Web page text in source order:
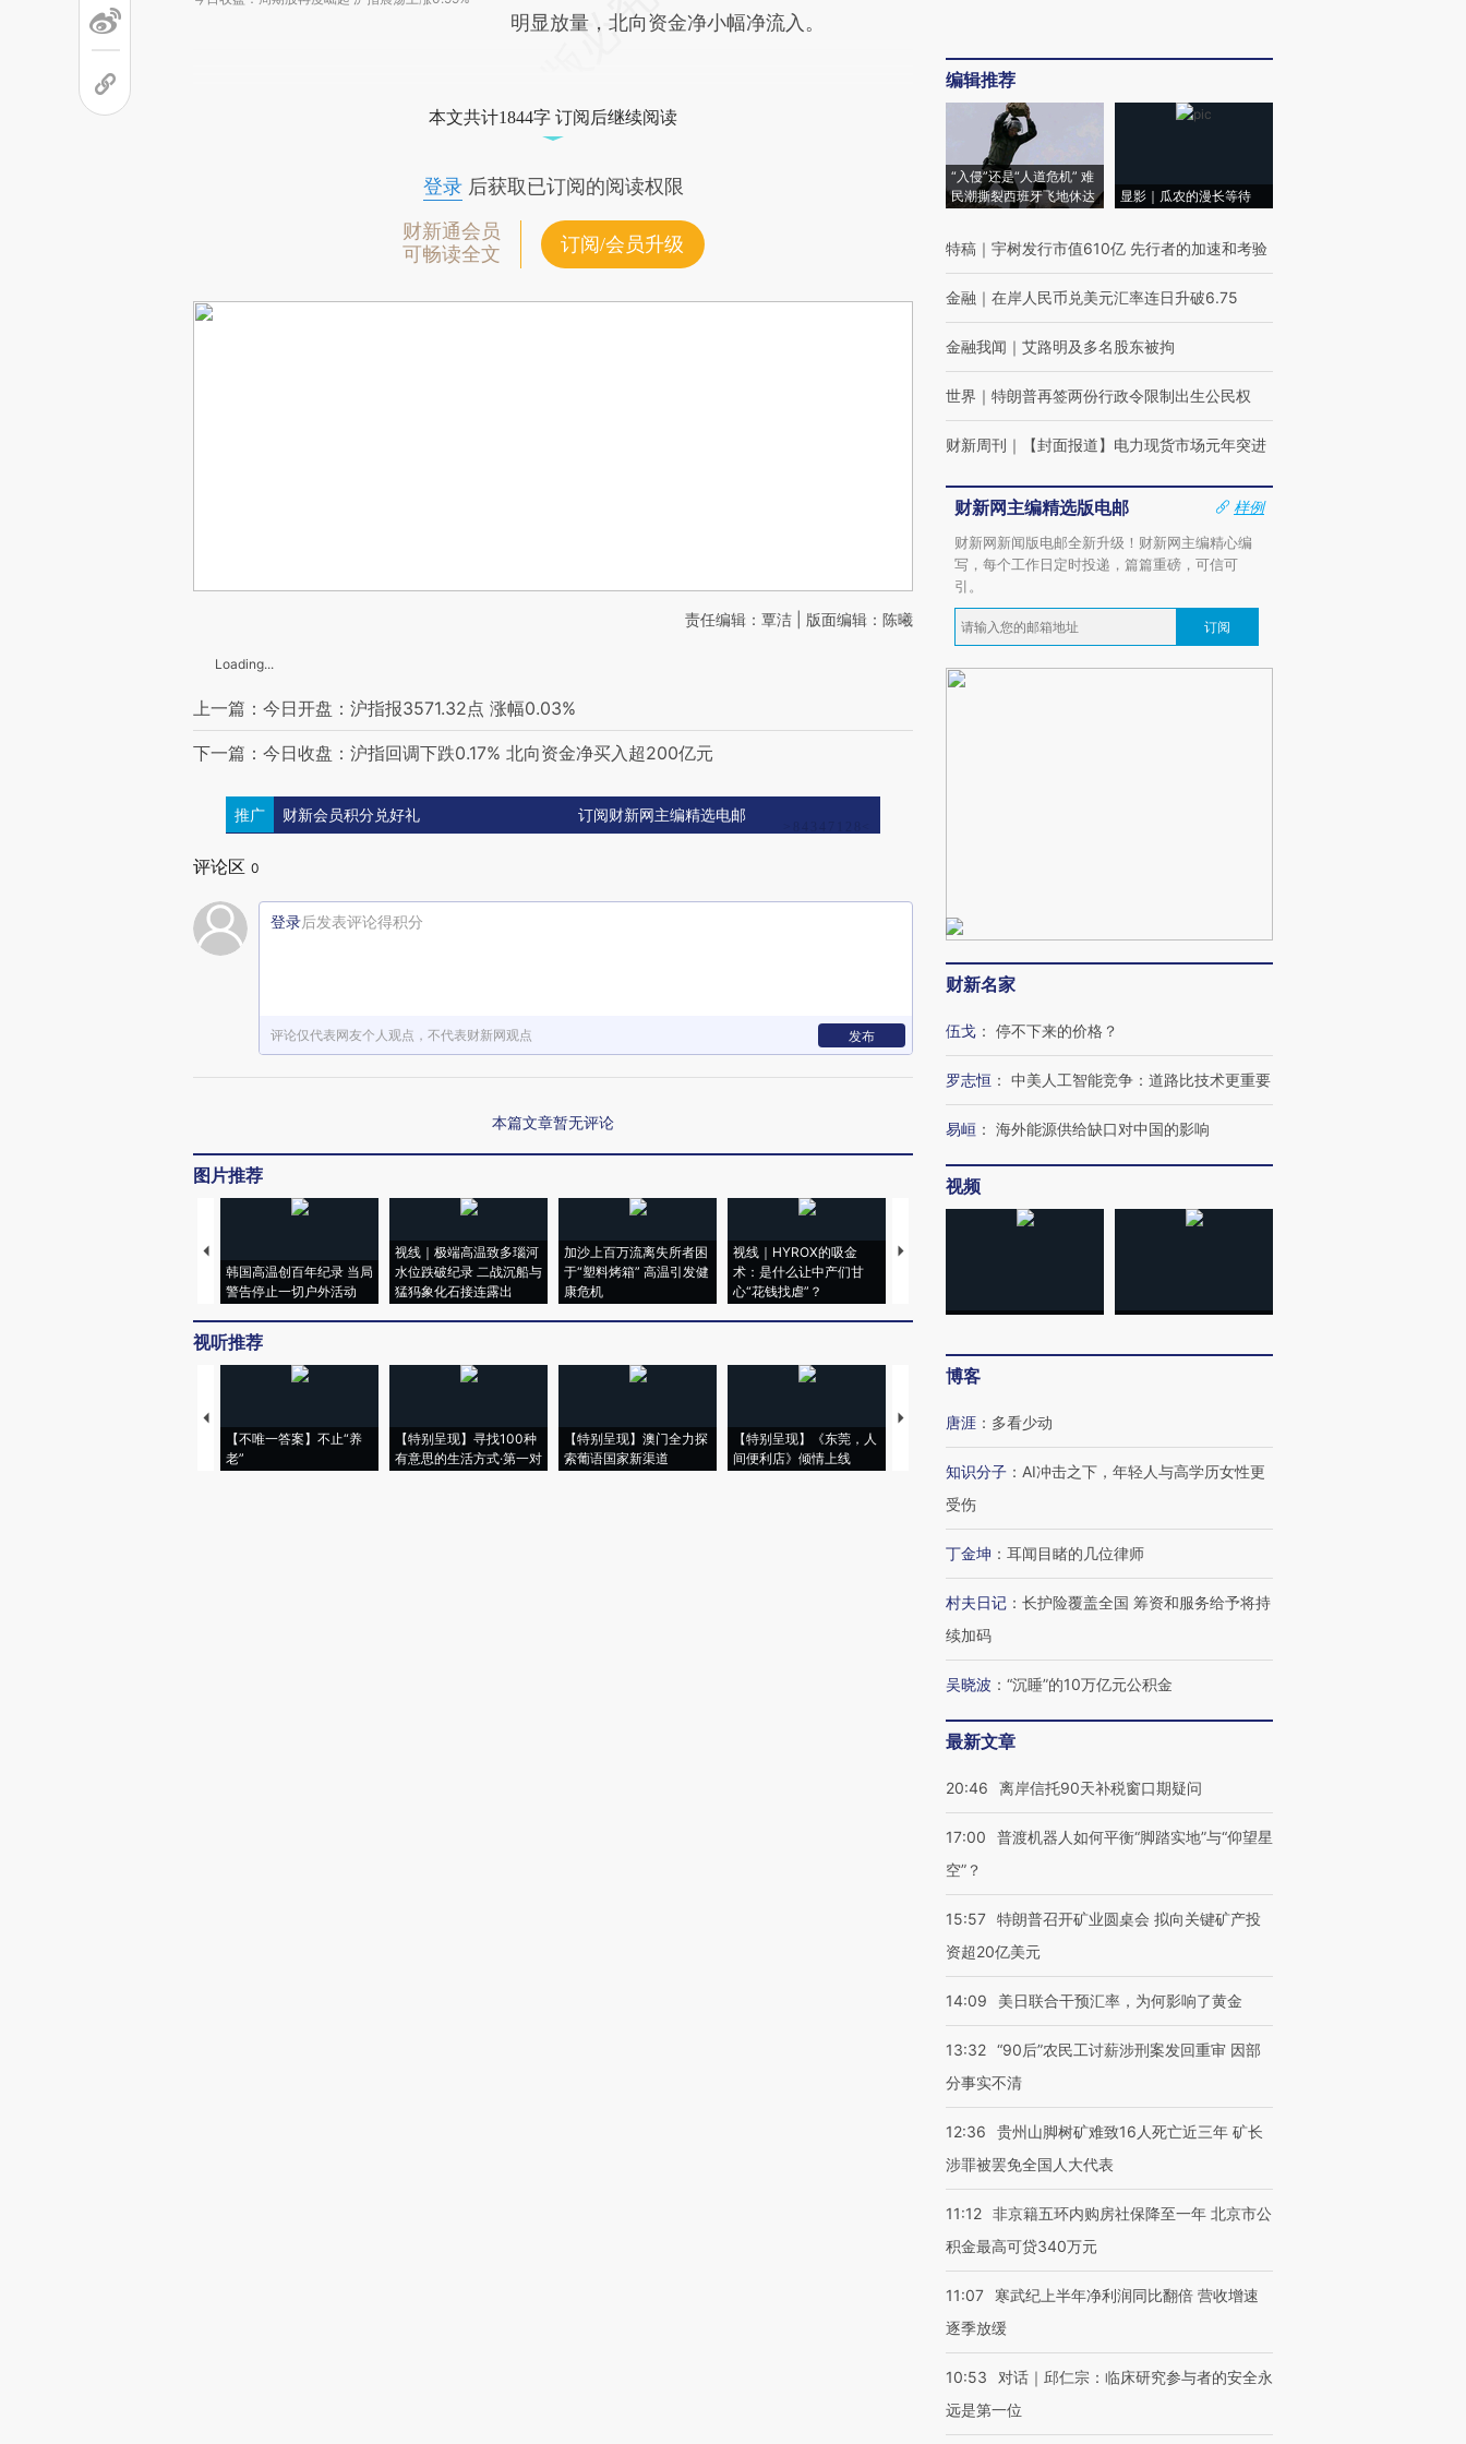
明显放量，北向资金净小幅净流入。
本文共计1844字 订阅后继续阅读
登录后获取已订阅的阅读权限
财新通会员
可畅读全文
订阅/会员升级
责任编辑：覃洁 | 版面编辑：陈曦
Loading...
上一篇：今日开盘：沪指报3571.32点 涨幅0.03%
下一篇：今日收盘：沪指回调下跌0.17% 北向资金净买入超200亿元
推广 财新会员积分兑好礼 订阅财新网主编精选电邮
评论区 0
登录后发表评论得积分
评论仅代表网友个人观点，不代表财新网观点 发布
本篇文章暂无评论
图片推荐
韩国高温创百年纪录 当局
警告停止一切户外活动
视线｜极端高温致多瑙河
水位跌破纪录 二战沉船与
猛犸象化石接连露出
加沙上百万流离失所者困
于“塑料烤箱” 高温引发健
康危机
视线｜HYROX的吸金
术：是什么让中产们甘
心“花钱找虐”？
马航飞行员跨国走私7万
视听推荐
【不唯一答案】不止“养
老”
【特别呈现】寻找100种
有意思的生活方式·第一对
【特别呈现】澳门全力探
索葡语国家新渠道
【特别呈现】《东莞，人
间便利店》倾情上线
【推广】走进第四届链博
编辑推荐
“入侵”还是“人道危机” 难
民潮撕裂西班牙飞地休达
显影｜瓜农的漫长等待
特稿 ｜ 宇树发行市值610亿 先行者的加速和考验
金融 ｜ 在岸人民币兑美元汇率连日升破6.75
金融我闻 ｜ 艾路明及多名股东被拘
世界 ｜ 特朗普再签两份行政令限制出生公民权
财新周刊 ｜ 【封面报道】电力现货市场元年突进
财新网主编精选版电邮
样例
财新网新闻版电邮全新升级！财新网主编精心编
写，每个工作日定时投递，篇篇重磅，可信可
引。
订阅
财新名家
伍戈 ： 停不下来的价格？
罗志恒 ： 中美人工智能竞争：道路比技术更重要
易峘 ： 海外能源供给缺口对中国的影响
视频
博客
唐涯 ： 多看少动
知识分子 ： AI冲击之下，年轻人与高学历女性更
受伤
丁金坤 ： 耳闻目睹的几位律师
村夫日记 ： 长护险覆盖全国 筹资和服务给予将持
续加码
吴晓波 ： “沉睡”的10万亿元公积金
最新文章
20:46 离岸信托90天补税窗口期疑问
17:00
普渡机器人如何平衡“脚踏实地”与“仰望星
空”？
15:57 特朗普召开矿业圆桌会 拟向关键矿产投
资超20亿美元
14:09 美日联合干预汇率，为何影响了黄金
13:32 “90后”农民工讨薪涉刑案发回重审 因部
分事实不清
12:36
贵州山脚树矿难致16人死亡近三年 矿长
涉罪被罢免全国人大代表
11:12 非京籍五环内购房社保降至一年 北京市公
积金最高可贷340万元
11:07
寒武纪上半年净利润同比翻倍 营收增速
逐季放缓
10:53
对话｜邱仁宗：临床研究参与者的安全永
远是第一位